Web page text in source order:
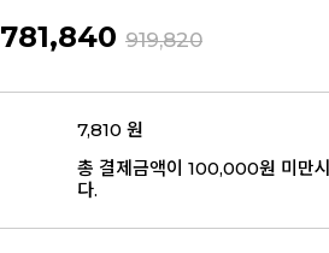
781,840 919,820
7,810 원
총 결제금액이 100,000원 미만
다.